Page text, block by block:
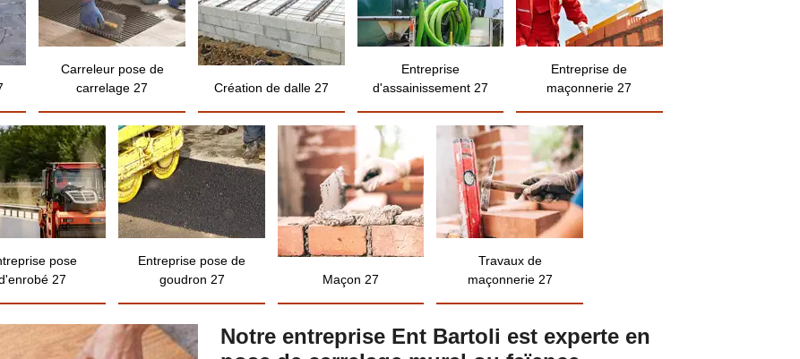
Carreleur pose de
carrelage 27
Création de dalle 27
Entreprise
d'assainissement 27
Entreprise de
maçonnerie 27
pose
27
Entreprise pose de
goudron 27
Maçon 27
Travaux de
maçonnerie 27
Notre entreprise Ent Bartoli est experte en